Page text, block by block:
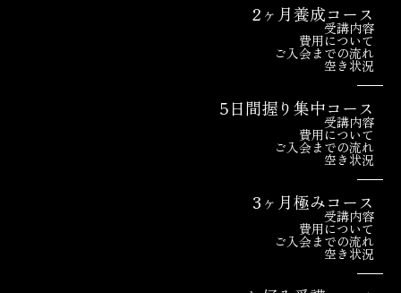
2ヶ月養成コース
受講内容
費用について
ご入会までの流れ
空き状況
5日間握り集中コース
受講内容
費用について
ご入会までの流れ
空き状況
3ヶ月極みコース
受講内容
費用について
ご入会までの流れ
空き状況